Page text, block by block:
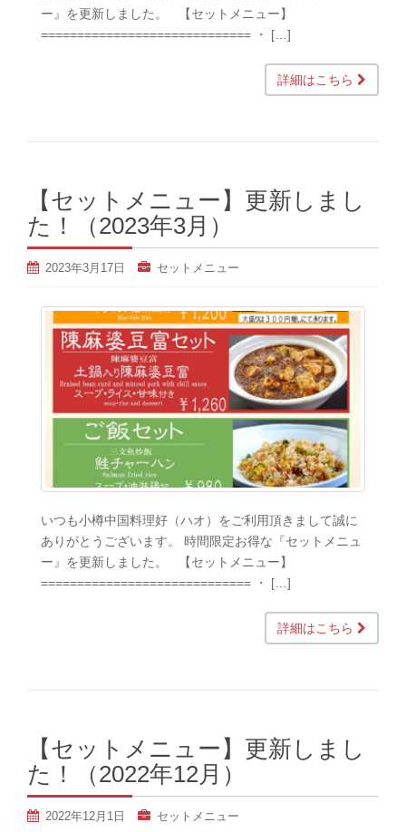
ー』を更新しました。 【セットメニュー】
============================= ・ […]
詳細はこちら
【セットメニュー】更新しまし
た！（2023年3月）
2023年3月17日 セットメニュー
いつも小樽中国料理好（ハオ）をご利用頂きまして誠に
ありがとうございます。 時間限定お得な『セットメニュ
ー』を更新しました。 【セットメニュー】
============================= ・ […]
詳細はこちら
【セットメニュー】更新しまし
た！（2022年12月）
2022年12月1日 セットメニュー